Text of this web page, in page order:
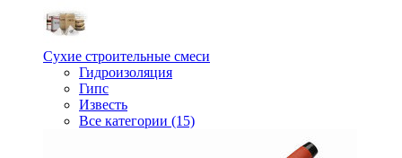
Сухие строительные смеси
Гидроизоляция
Гипс
Известь
Все категории (15)